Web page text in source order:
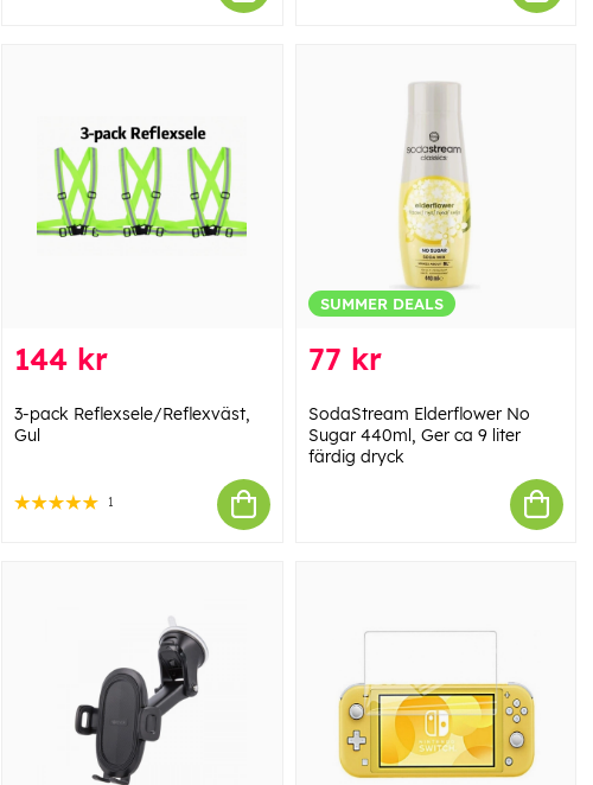
144 kr
3-pack Reflexsele/Reflexväst,
Gul
1
SUMMER DEALS
77 kr
SodaStream Elderflower No
Sugar 440ml, Ger ca 9 liter
färdig dryck